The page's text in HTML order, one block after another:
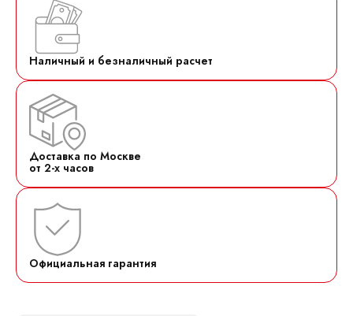
Наличный и безналичный расчет
Доставка по Москве
от 2-х часов
Официальная гарантия